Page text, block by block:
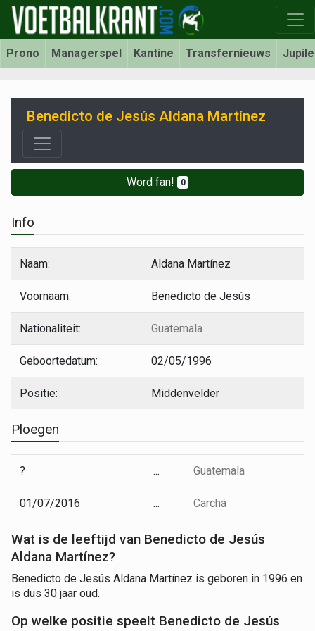
Prono Managerspel Kantine Transfernieuws
Benedicto de Jesús Aldana Martínez
Word fan! 0
Info
Naam: Aldana Martínez
Voornaam: Benedicto de Jesús
Nationaliteit: Guatemala
Geboortedatum: 02/05/1996
Positie: Middenvelder
Ploegen
? ... Guatemala
01/07/2016 ... Carchá
Wat is de leeftijd van Benedicto de Jesús
Aldana Martínez?
Benedicto de Jesús Aldana Martínez is geboren in 1996 en
is dus 30 jaar oud.
Op welke positie speelt Benedicto de Jesús